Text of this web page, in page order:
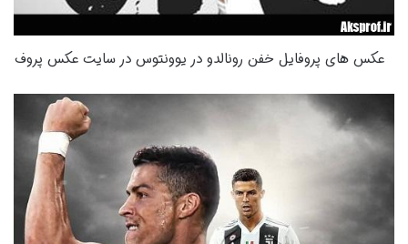
عکس های پروفایل خفن رونالدو در یوونتوس در سایت عکس پروف